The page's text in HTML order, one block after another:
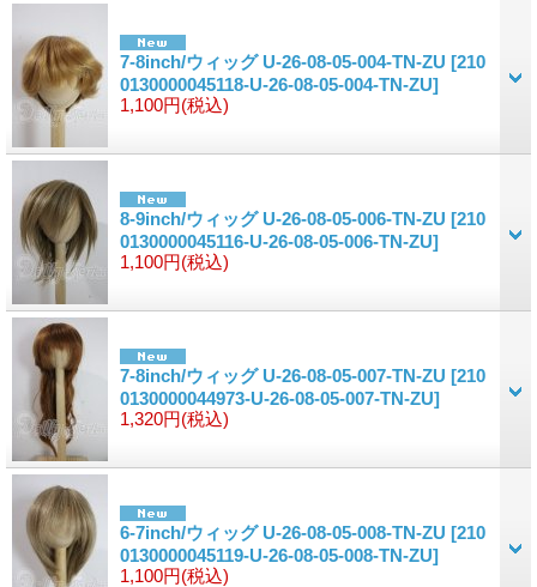
7-8inch/ウィッグ U-26-08-05-004-TN-ZU [210
0130000045118-U-26-08-05-004-TN-ZU]
1,100円(税込)
8-9inch/ウィッグ U-26-08-05-006-TN-ZU [210
0130000045116-U-26-08-05-006-TN-ZU]
1,100円(税込)
7-8inch/ウィッグ U-26-08-05-007-TN-ZU [210
0130000044973-U-26-08-05-007-TN-ZU]
1,320円(税込)
6-7inch/ウィッグ U-26-08-05-008-TN-ZU [210
0130000045119-U-26-08-05-008-TN-ZU]
1,100円(税込)